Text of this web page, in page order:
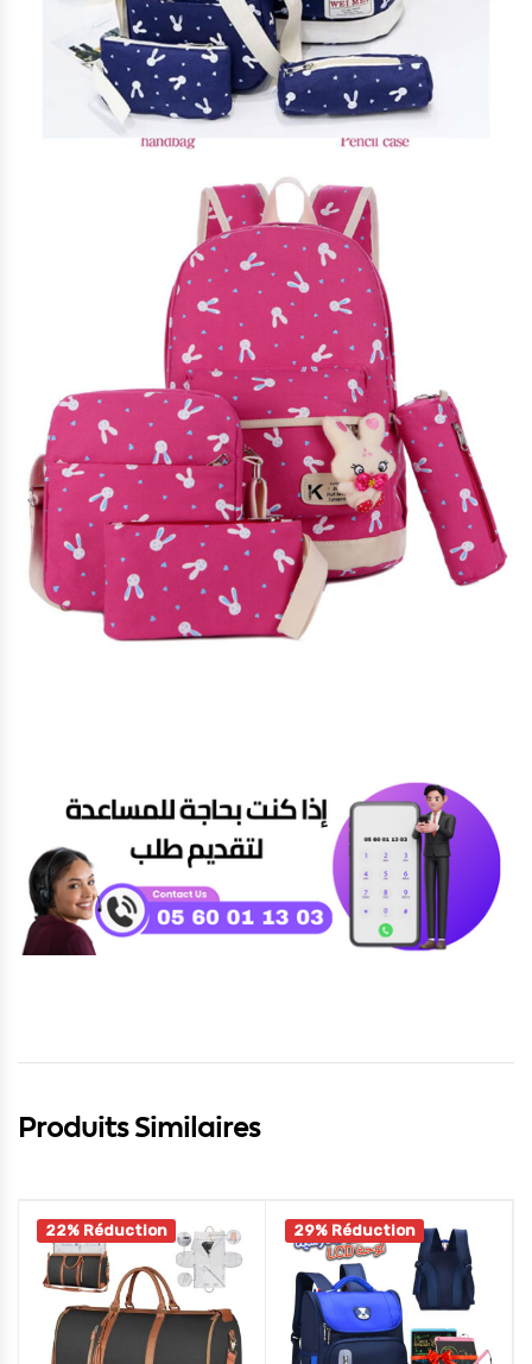
Produits Similaires
22% Réduction 29% Réduction